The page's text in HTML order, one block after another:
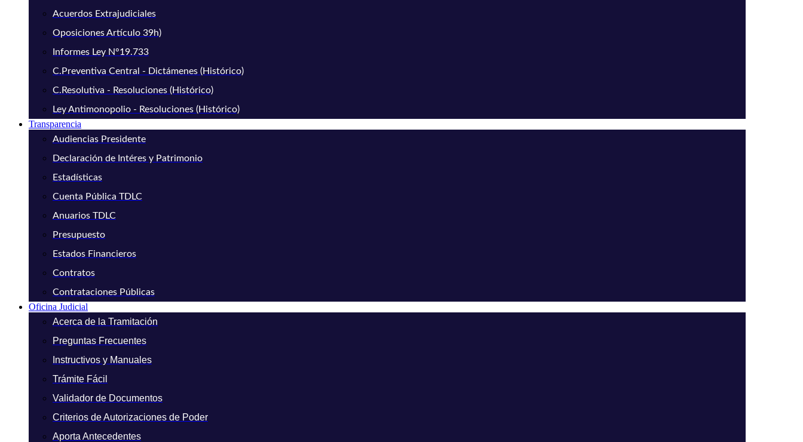
Acuerdos Extrajudiciales
Oposiciones Artículo 39h)
Informes Ley N°19.733
C.Preventiva Central - Dictámenes (Histórico)
C.Resolutiva - Resoluciones (Histórico)
Ley Antimonopolio - Resoluciones (Histórico)
Transparencia
Audiencias Presidente
Declaración de Intéres y Patrimonio
Estadísticas
Cuenta Pública TDLC
Anuarios TDLC
Presupuesto
Estados Financieros
Contratos
Contrataciones Públicas
Oficina Judicial
Acerca de la Tramitación
Preguntas Frecuentes
Instructivos y Manuales
Trámite Fácil
Validador de Documentos
Criterios de Autorizaciones de Poder
Aporta Antecedentes